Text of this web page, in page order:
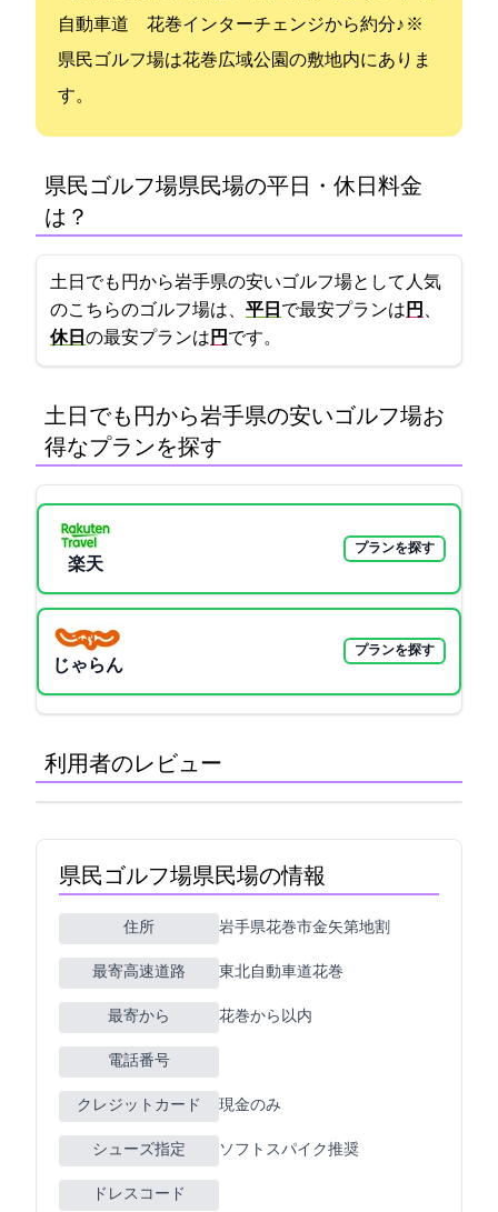
自動車道 花巻インターチェンジから約10分♪ ※
県民ゴルフ場は花巻広域公園の敷地内にありま
す。
県民ゴルフ場(県民G場)の平日・休日料金
は？
土日でも5000円から!岩手県の安いゴルフ場として人気
のこちらのゴルフ場は、 平日 で最安プランは 4000円 、
休日 の最安プランは 5000円 です。
土日でも5000円から!岩手県の安いゴルフ場:お
得なプランを探す
楽天GORA
プランを探す
じゃらん
プランを探す
利用者のレビュー
県民ゴルフ場(県民G場)の情報
住所 岩手県花巻市金矢第5地割252-1
最寄高速道路 東北自動車道花巻
最寄ICから 花巻から5km以内
電話番号
クレジットカード 現金のみ
シューズ指定 ソフトスパイク推奨
ドレスコード